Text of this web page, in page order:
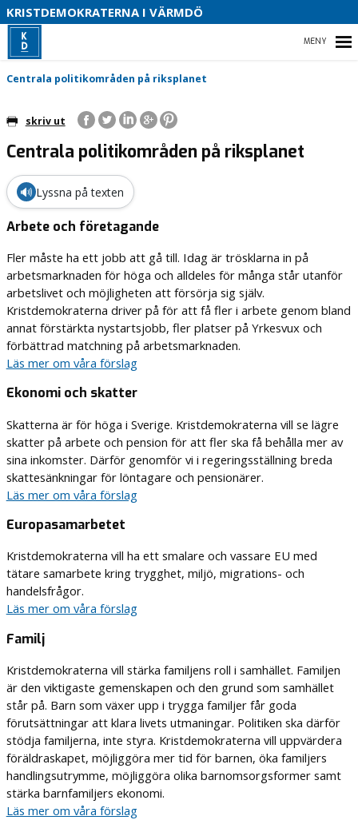
KRISTDEMOKRATERNA I VÄRMDÖ
HEM
VALET 2026
VÅRA FÖRTROENDEVALDA
CENTRALA POLITIKOMRÅDEN PÅ RIKSPLANET
Centrala politikområden på riksplanet
skriv ut
Centrala politikområden på riksplanet
🔊 Lyssna på texten
Arbete och företagande
Fler måste ha ett jobb att gå till. Idag är trösklarna in på
arbetsmarknaden för höga och alldeles för många står utanför
arbetslivet och möjligheten att försörja sig själv.
Kristdemokraterna driver på för att få fler i arbete genom bland
annat förstärkta nystartsjobb, fler platser på Yrkesvux och
förbättrad matchning på arbetsmarknaden.
Läs mer om våra förslag
Ekonomi och skatter
Skatterna är för höga i Sverige. Kristdemokraterna vill se lägre
skatter på arbete och pension för att fler ska få behålla mer av
sina inkomster. Därför genomför vi i regeringsställning breda
skattesänkningar för löntagare och pensionärer.
Läs mer om våra förslag
Europasamarbetet
Kristdemokraterna vill ha ett smalare och vassare EU med
tätare samarbete kring trygghet, miljö, migrations- och
handelsfrågor.
Läs mer om våra förslag
Familj
Kristdemokraterna vill stärka familjens roll i samhället. Familjen
är den viktigaste gemenskapen och den grund som samhället
står på. Barn som växer upp i trygga familjer får goda
förutsättningar att klara livets utmaningar. Politiken ska därför
stödja familjerna, inte styra. Kristdemokraterna vill uppvärdera
föräldraskapet, möjliggöra mer tid för barnen, öka familjers
handlingsutrymme, möjliggöra olika barnomsorgsformer samt
stärka barnfamiljers ekonomi.
Läs mer om våra förslag